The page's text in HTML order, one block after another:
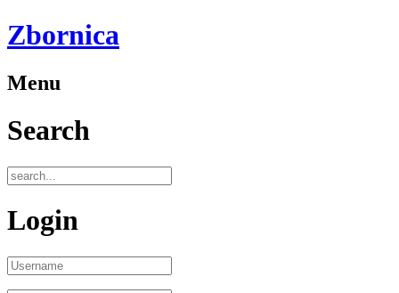
Zbornica
Menu
Search
Login